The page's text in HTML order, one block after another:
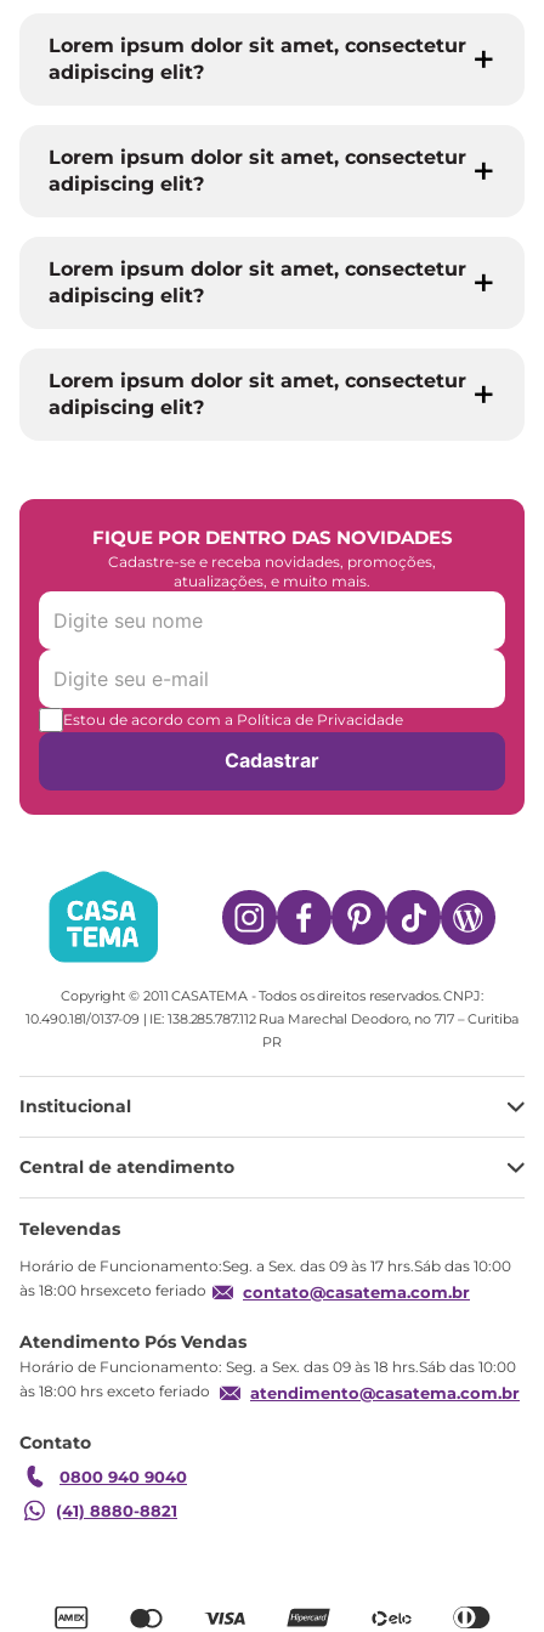
Lorem ipsum dolor sit amet, consectetur
adipiscing elit?
Lorem ipsum dolor sit amet, consectetur
adipiscing elit?
Lorem ipsum dolor sit amet, consectetur
adipiscing elit?
Lorem ipsum dolor sit amet, consectetur
adipiscing elit?
FIQUE POR DENTRO DAS NOVIDADES
Cadastre-se e receba novidades, promoções,
atualizações, e muito mais.
Estou de acordo com a Política de Privacidade
Cadastrar
Copyright © 2011 CASATEMA - Todos os direitos reservados. CNPJ:
10.490.181/0137-09 | IE: 138.285.787.112 Rua Marechal Deodoro, no 717 – Curitiba
PR
Institucional
Minha Conta
Meus pedidos
Troca
Garantia
Central de atendimento
Ajuda
Televendas
Horário de Funcionamento:Seg. a Sex. das 09 às 17 hrs.Sáb das 10:00
às 18:00 hrsexceto feriado
contato@casatema.com.br
Atendimento Pós Vendas
Horário de Funcionamento: Seg. a Sex. das 09 às 18 hrs.Sáb das 10:00
às 18:00 hrs exceto feriado
atendimento@casatema.com.br
Contato
0800 940 9040
(41) 8880-8821